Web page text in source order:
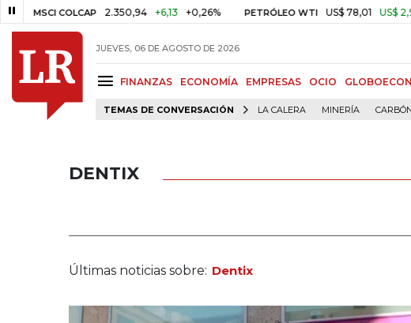
COLCAP 2.350,94 +6,13 +0,26% PETRÓLEO WTI US$ 78,01 US$ 2,92
JUEVES, 06 DE AGOSTO DE 2026
FINANZAS ECONOMÍA EMPRESAS OCIO
TEMAS DE CONVERSACIÓN LA CALERA MINERÍA
DENTIX
Últimas noticias sobre: Dentix